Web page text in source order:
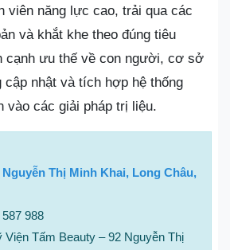
viên năng lực cao, trải qua các
và khắt khe theo đúng tiêu
cạnh ưu thế về con người, cơ sở
cập nhật và tích hợp hệ thống
vào các giải pháp trị liệu.
Thị Minh Khai, Long Châu,
988
Viện Tấm Beauty – 92 Nguyễn Thị